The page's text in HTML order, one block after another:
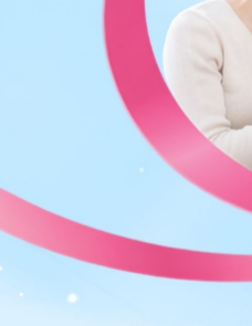
trên ứng dụng.
trợ sinh sản Tắc tia sữa